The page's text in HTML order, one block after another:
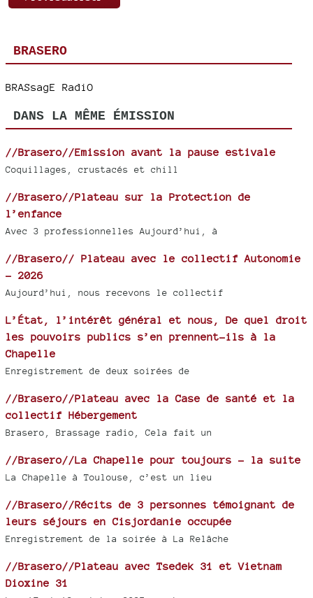
BRASERO
BRASsagE RadiO
DANS LA MÊME ÉMISSION
//Brasero//Emission avant la pause estivale
Coquillages, crustacés et chill
//Brasero//Plateau sur la Protection de
l’enfance
Avec 3 professionnelles Aujourd’hui, à
//Brasero// Plateau avec le collectif Autonomie
- 2026
Aujourd’hui, nous recevons le collectif
L’État, l’intérêt général et nous, De quel droit
les pouvoirs publics s’en prennent-ils à la
Chapelle
Enregistrement de deux soirées de
//Brasero//Plateau avec la Case de santé et la
collectif Hébergement
Brasero, Brassage radio, Cela fait un
//Brasero//La Chapelle pour toujours - la suite
La Chapelle à Toulouse, c’est un lieu
//Brasero//Récits de 3 personnes témoignant de
leurs séjours en Cisjordanie occupée
Enregistrement de la soirée à La Relâche
//Brasero//Plateau avec Tsedek 31 et Vietnam
Dioxine 31